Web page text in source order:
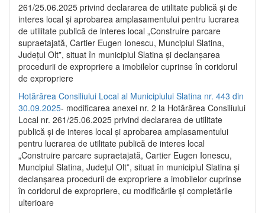
261/25.06.2025 privind declararea de utilitate publică și de
interes local și aprobarea amplasamentului pentru lucrarea
de utilitate publică de interes local „Construire parcare
supraetajată, Cartier Eugen Ionescu, Muncipiul Slatina,
Județul Olt”, situat în municipiul Slatina și declanșarea
procedurii de expropriere a imobilelor cuprinse în coridorul
de expropriere
Hotărârea Consiliului Local al Municipiului Slatina nr. 443 din
30.09.2025- modificarea anexei nr. 2 la Hotărârea Consiliului
Local nr. 261/25.06.2025 privind declararea de utilitate
publică şi de interes local şi aprobarea amplasamentului
pentru lucrarea de utilitate publică de interes local
„Construire parcare supraetajată, Cartier Eugen Ionescu,
Muncipiul Slatina, Judeţul Olt”, situat în municipiul Slatina şi
declanşarea procedurii de expropriere a imobilelor cuprinse
în coridorul de expropriere, cu modificările şi completările
ulterioare